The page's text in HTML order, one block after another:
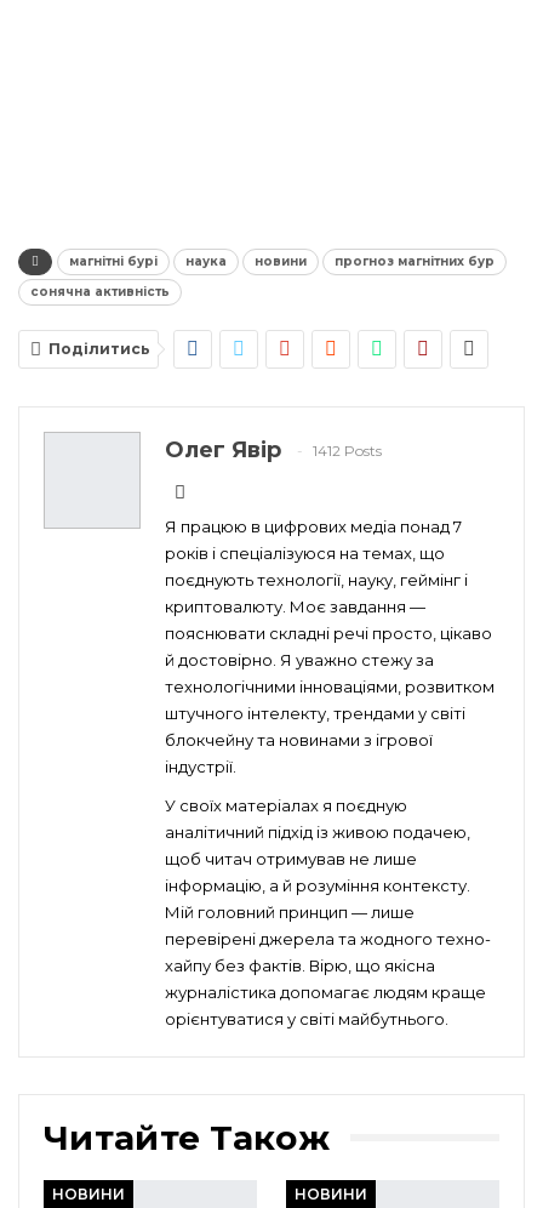
магнітні бурі наука новини
прогноз магнітних бур
сонячна активність
Поділитись
Олег Явір 1412 Posts
Я працюю в цифрових медіа понад 7
років і спеціалізуюся на темах, що
поєднують технології, науку, геймінг і
криптовалюту. Моє завдання —
пояснювати складні речі просто, цікаво
й достовірно. Я уважно стежу за
технологічними інноваціями, розвитком
штучного інтелекту, трендами у світі
блокчейну та новинами з ігрової
індустрії.
У своїх матеріалах я поєдную
аналітичний підхід із живою подачею,
щоб читач отримував не лише
інформацію, а й розуміння контексту.
Мій головний принцип — лише
перевірені джерела та жодного техно-
хайпу без фактів. Вірю, що якісна
журналістика допомагає людям краще
орієнтуватися у світі майбутнього.
Читайте Також
НОВИНИ НОВИНИ